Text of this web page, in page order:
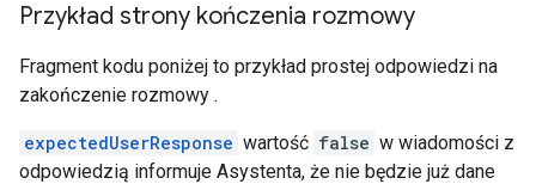
Przykład strony kończenia rozmowy
Fragment kodu poniżej to przykład prostej odpowiedzi na
zakończenie rozmowy .
expectedUserResponse wartość false w wiadomości z
odpowiedzią informuje Asystenta, że nie będzie już dane